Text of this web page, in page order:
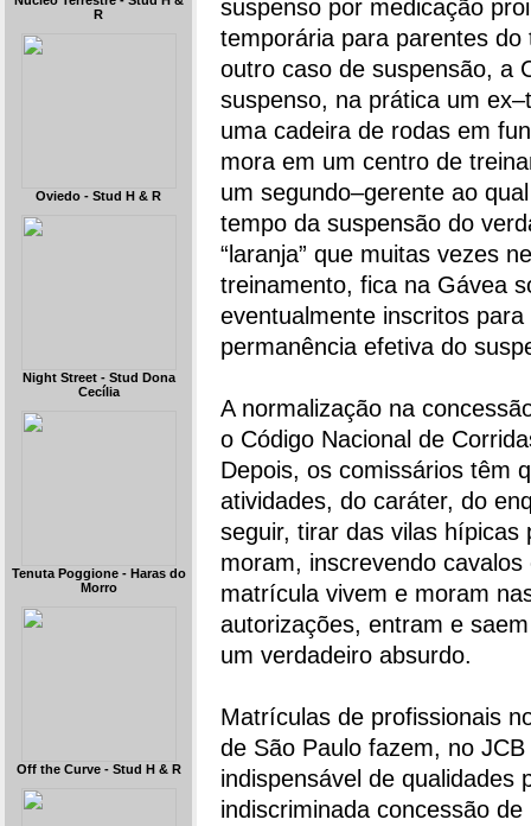
R
Oviedo - Stud H & R
Night Street - Stud Dona
Cecília
Tenuta Poggione - Haras do
Morro
Off the Curve - Stud H & R
suspenso por medicação
temporária para parentes do
outro caso de suspensão, a
suspenso, na prática um
uma cadeira de rodas em
mora em um centro de
um segundo–gerente ao
tempo da suspensão do
“laranja” que muitas vezes
treinamento, fica na Gávea
eventualmente inscritos
permanência efetiva do
A normalização na
o Código Nacional de
Depois, os comissários têm
atividades, do caráter, do
seguir, tirar das vilas
moram, inscrevendo
matrícula vivem e moram
autorizações, entram e
um verdadeiro absurdo.
Matrículas de profissionais
de São Paulo fazem, no
indispensável de qualidades
indiscriminada concessão